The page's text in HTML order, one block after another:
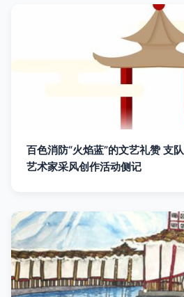
百色消防“火焰蓝”的文艺礼赞 支
艺术家采风创作活动侧记